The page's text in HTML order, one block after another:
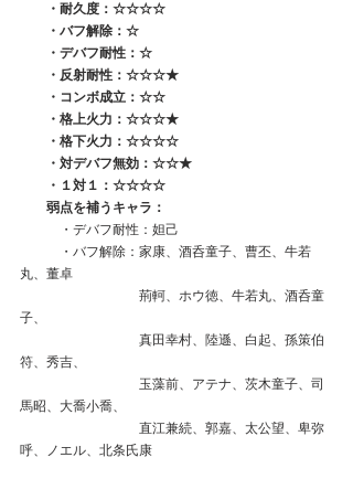
・耐久度：☆☆☆☆
・バフ解除：☆
・デバフ耐性：☆
・反射耐性：☆☆☆★
・コンボ成立：☆☆
・格上火力：☆☆☆★
・格下火力：☆☆☆☆
・対デバフ無効：☆☆★
・１対１：☆☆☆☆
弱点を補うキャラ：
・デバフ耐性：妲己
・バフ解除：家康、酒呑童子、曹丕、牛若
丸、董卓
荊軻、ホウ徳、牛若丸、酒呑童
子、
真田幸村、陸遜、白起、孫策伯
符、秀吉、
玉藻前、アテナ、茨木童子、司
馬昭、大喬小喬、
直江兼続、郭嘉、太公望、卑弥
呼、ノエル、北条氏康